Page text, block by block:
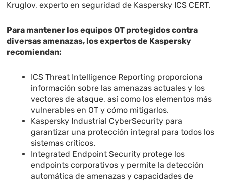
Kruglov, experto en seguridad de Kaspersky ICS CERT.
Para mantener los equipos OT protegidos contra
diversas amenazas, los expertos de Kaspersky
recomiendan:
ICS Threat Intelligence Reporting proporciona
información sobre las amenazas actuales y los
vectores de ataque, así como los elementos más
vulnerables en OT y cómo mitigarlos.
Kaspersky Industrial CyberSecurity para
garantizar una protección integral para todos los
sistemas críticos.
Integrated Endpoint Security protege los
endpoints corporativos y permite la detección
automática de amenazas y capacidades de